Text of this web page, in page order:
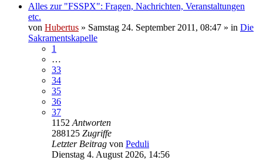
Alles zur "FSSPX": Fragen, Nachrichten, Veranstaltungen
etc.
von Hubertus » Samstag 24. September 2011, 08:47 » in Die
Sakramentskapelle
1
…
33
34
35
36
37
1152 Antworten
288125 Zugriffe
Letzter Beitrag von Peduli
Dienstag 4. August 2026, 14:56